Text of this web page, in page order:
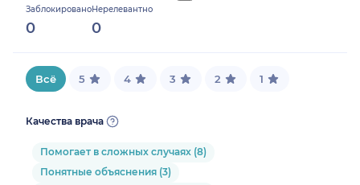
Заблокировано
0
Нерелевантно
0
4.166666666666666%
Всё 5 4 3 2 1
Качества врача
Помогает в сложных случаях (8)
Понятные объяснения (3)